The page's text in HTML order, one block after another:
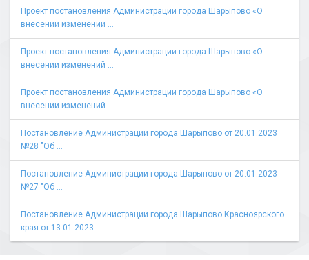
Проект постановления Администрации города Шарыпово «О
внесении изменений ...
Проект постановления Администрации города Шарыпово «О
внесении изменений ...
Проект постановления Администрации города Шарыпово «О
внесении изменений ...
Постановление Администрации города Шарыпово от 20.01.2023
№28 "Об ...
Постановление Администрации города Шарыпово от 20.01.2023
№27 "Об ...
Постановление Администрации города Шарыпово Красноярского
края от 13.01.2023 ...